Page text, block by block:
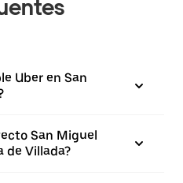
Uber en San
San Miguel
de Villada?